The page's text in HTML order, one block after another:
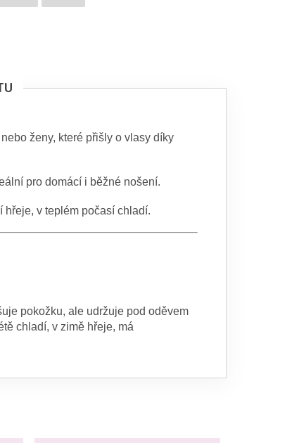
ženy, které přišly o vlasy díky
pro domácí i běžné nošení.
hřeje, v teplém počasí chladí.
pokožku, ale udržuje pod oděvem
chladí, v zimě hřeje, má